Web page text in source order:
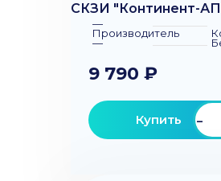
СКЗИ "Континент-
—
Производитель
—
9 790 ₽
Купить -